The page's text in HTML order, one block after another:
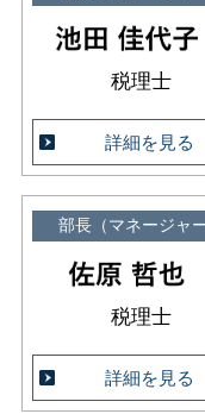
税理士
詳細を見る
部長（マネージャー
税理士
詳細を見る